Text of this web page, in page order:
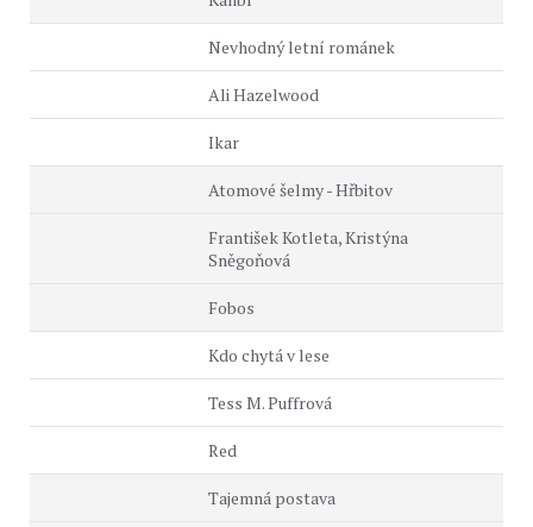
Nevhodný letní románek
Ali Hazelwood
Ikar
Atomové šelmy - Hřbitov
František Kotleta, Kristýna
Sněgoňová
Fobos
Kdo chytá v lese
Tess M. Puffrová
Red
Tajemná postava